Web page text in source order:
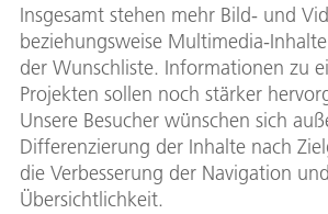
Insgesamt stehen mehr Bild- und
beziehungsweise Multimedia-
der Wunschliste. Informationen zu
Projekten sollen noch stärker
Unsere Besucher wünschen sich
Differenzierung der Inhalte nach
die Verbesserung der Navigation
Übersichtlichkeit.